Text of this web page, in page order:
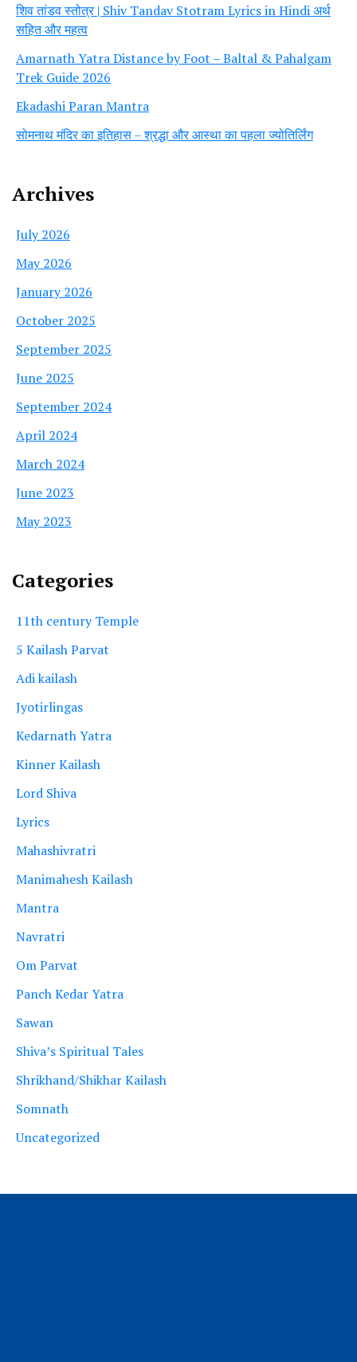
शिव तांडव स्तोत्र | Shiv Tandav Stotram Lyrics in Hindi अर्थ
सहित और महत्व
Amarnath Yatra Distance by Foot – Baltal & Pahalgam
Trek Guide 2026
Ekadashi Paran Mantra
सोमनाथ मंदिर का इतिहास – श्रद्धा और आस्था का पहला ज्योतिर्लिंग
Archives
July 2026
May 2026
January 2026
October 2025
September 2025
June 2025
September 2024
April 2024
March 2024
June 2023
May 2023
Categories
11th century Temple
5 Kailash Parvat
Adi kailash
Jyotirlingas
Kedarnath Yatra
Kinner Kailash
Lord Shiva
Lyrics
Mahashivratri
Manimahesh Kailash
Mantra
Navratri
Om Parvat
Panch Kedar Yatra
Sawan
Shiva’s Spiritual Tales
Shrikhand/Shikhar Kailash
Somnath
Uncategorized